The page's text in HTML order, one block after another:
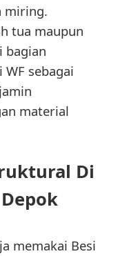
miring.
tua maupun
bagian
sebagai
material
Di
memakai Besi